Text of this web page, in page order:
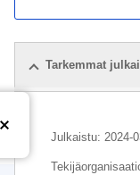
Tarkemmat
Julkaistu: 2024-